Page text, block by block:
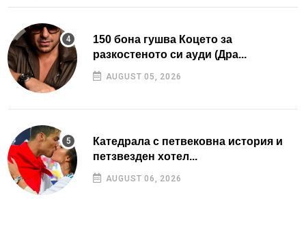
150 бона гушва Коцето за
разкостеното си ауди (Дра...
AUGUST 05, 2026
Катедрала с петвековна история и
петзвезден хотел...
AUGUST 06, 2026